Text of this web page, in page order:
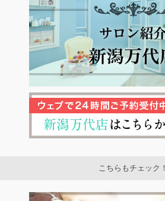
こちらもチェック！